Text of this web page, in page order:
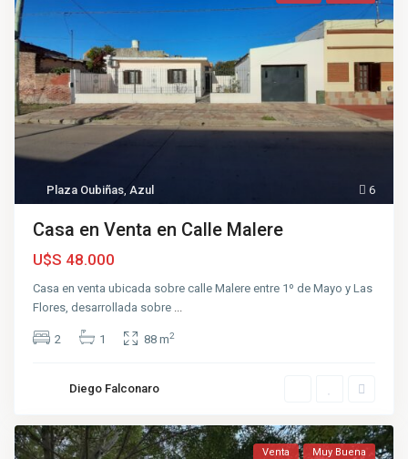
6
Plaza Oubiñas Azul
Casa en Venta en Calle Malere
U$S 48.000
Casa en venta ubicada sobre calle Malere entre 1º de Mayo y Las
Flores, desarrollada sobre
2 1 88 m2
Diego Falconaro
Venta Muy Buena